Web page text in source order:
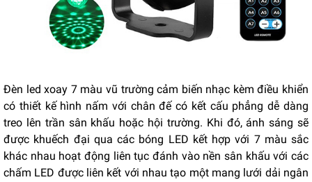
Đèn led xoay 7 màu vũ trường cảm biến nhạc kèm điều khiển
có thiết kế hình nấm với chân đế có kết cấu phẳng dễ dàng
treo lên trần sân khấu hoặc hội trường. Khi đó, ánh sáng sẽ
được khuếch đại qua các bóng LED kết hợp với 7 màu sắc
khác nhau hoạt động liên tục đánh vào nền sân khấu với các
chấm LED được liên kết với nhau tạo một mang lưới dải ngân